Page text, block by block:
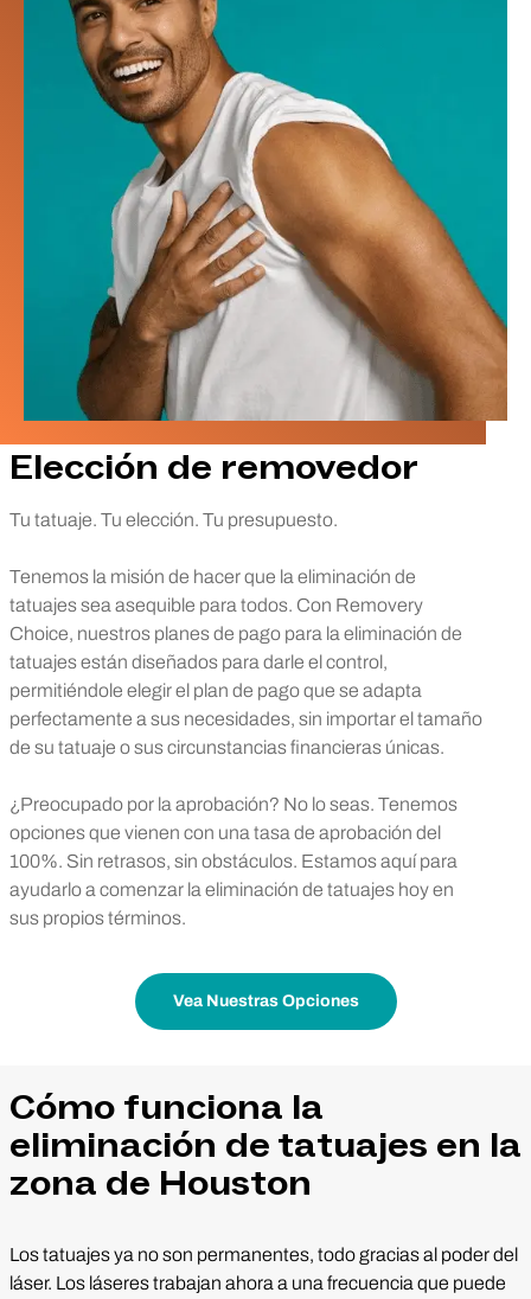
Elección de removedor
Tu tatuaje. Tu elección. Tu presupuesto.
Tenemos la misión de hacer que la eliminación de
tatuajes sea asequible para todos. Con Removery
Choice, nuestros planes de pago para la eliminación de
tatuajes están diseñados para darle el control,
permitiéndole elegir el plan de pago que se adapta
perfectamente a sus necesidades, sin importar el tamaño
de su tatuaje o sus circunstancias financieras únicas.
¿Preocupado por la aprobación? No lo seas. Tenemos
opciones que vienen con una tasa de aprobación del
100%. Sin retrasos, sin obstáculos. Estamos aquí para
ayudarlo a comenzar la eliminación de tatuajes hoy en
sus propios términos.
Vea Nuestras Opciones
Cómo funciona la
eliminación de tatuajes en la
zona de Houston
Los tatuajes ya no son permanentes, todo gracias al poder del
láser. Los láseres trabajan ahora a una frecuencia que puede